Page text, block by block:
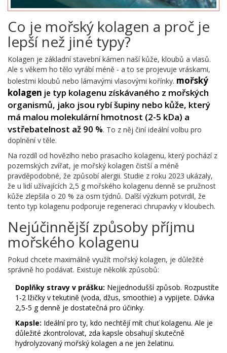
Co je mořský kolagen a proč je
lepší než jiné typy?
Kolagen je základní stavební kámen naší kůže, kloubů a vlasů.
Ale s věkem ho tělo vyrábí méně - a to se projevuje vráskami,
bolestmi kloubů nebo lámavými vlasovými kořínky. mořský
kolagen je typ kolagenu získávaného z mořských
organismů, jako jsou rybí šupiny nebo kůže, který
má malou molekulární hmotnost (2-5 kDa) a
vstřebatelnost až 90 %. To z něj činí ideální volbu pro
doplnění v těle.
Na rozdíl od hovězího nebo prasacího kolagenu, který pochází z
pozemských zvířat, je mořský kolagen čistší a méně
pravděpodobné, že způsobí alergii. Studie z roku 2023 ukázaly,
že u lidí užívajících 2,5 g mořského kolagenu denně se pružnost
kůže zlepšila o 20 % za osm týdnů. Další výzkum potvrdil, že
tento typ kolagenu podporuje regeneraci chrupavky v kloubech.
Nejúčinnější způsoby příjmu
mořského kolagenu
Pokud chcete maximálně využít mořský kolagen, je důležité
správně ho podávat. Existuje několik způsobů:
Doplňky stravy v prášku: Nejjednodušší způsob. Rozpustíte
1-2 lžičky v tekutině (voda, džus, smoothie) a vypijete. Dávka
2,5-5 g denně je dostatečná pro účinky.
Kapsle: Ideální pro ty, kdo nechtějí mít chuť kolagenu. Ale je
důležité zkontrolovat, zda kapsle obsahují skutečně
hydrolyzovaný mořský kolagen a ne jen želatinu.